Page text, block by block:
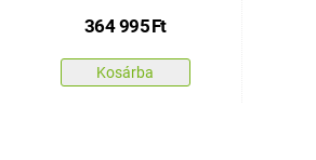
364 995Ft
Kosárba